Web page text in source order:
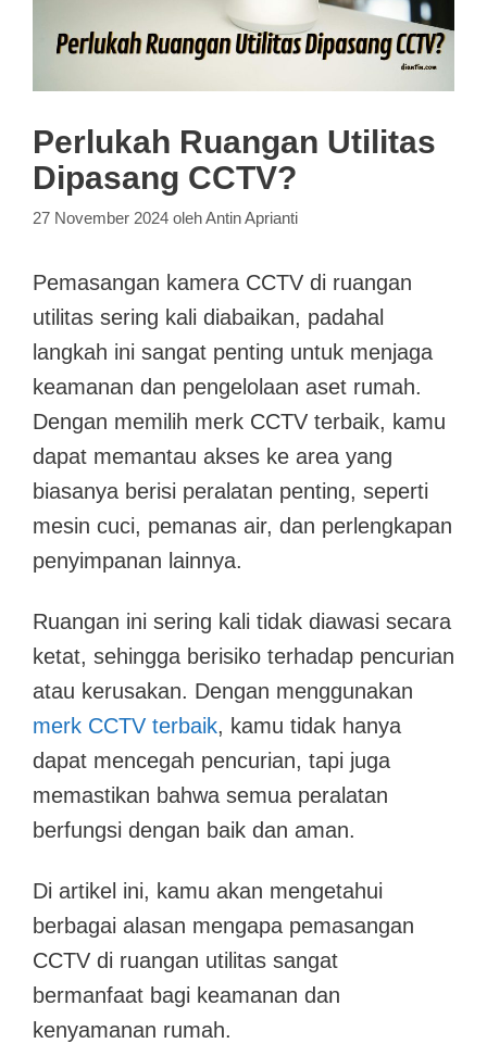
Perlukah Ruangan Utilitas
Dipasang CCTV?
27 November 2024 olehAntin Aprianti
Pemasangan kamera CCTV di ruangan
utilitas sering kali diabaikan, padahal
langkah ini sangat penting untuk menjaga
keamanan dan pengelolaan aset rumah.
Dengan memilih merk CCTV terbaik, kamu
dapat memantau akses ke area yang
biasanya berisi peralatan penting, seperti
mesin cuci, pemanas air, dan perlengkapan
penyimpanan lainnya.
Ruangan ini sering kali tidak diawasi secara
ketat, sehingga berisiko terhadap pencurian
atau kerusakan. Dengan menggunakan
merk CCTV terbaik, kamu tidak hanya
dapat mencegah pencurian, tapi juga
memastikan bahwa semua peralatan
berfungsi dengan baik dan aman.
Di artikel ini, kamu akan mengetahui
berbagai alasan mengapa pemasangan
CCTV di ruangan utilitas sangat
bermanfaat bagi keamanan dan
kenyamanan rumah.